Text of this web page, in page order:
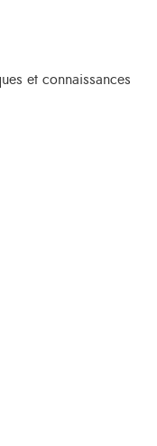
et connaissances